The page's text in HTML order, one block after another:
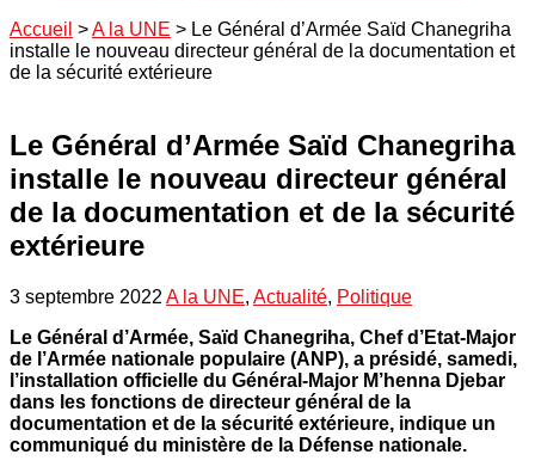
Accueil >A la UNE > Le Général d’Armée Saïd Chanegriha
installe le nouveau directeur général de la documentation et
de la sécurité extérieure
Le Général d’Armée Saïd Chanegriha
installe le nouveau directeur général
de la documentation et de la sécurité
extérieure
3 septembre 2022 A la UNE, Actualité, Politique
Le Général d’Armée, Saïd Chanegriha, Chef d’Etat-Major
de l’Armée nationale populaire (ANP), a présidé, samedi,
l’installation officielle du Général-Major M’henna Djebar
dans les fonctions de directeur général de la
documentation et de la sécurité extérieure, indique un
communiqué du ministère de la Défense nationale.